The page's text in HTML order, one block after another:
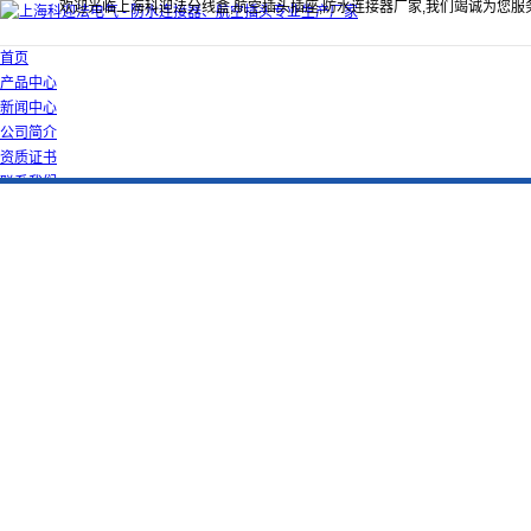
欢迎光临上海科迎法分线盒,航空插头插座,防水连接器厂家,我们竭诚为您服
首页
产品中心
新闻中心
公司简介
资质证书
联系我们